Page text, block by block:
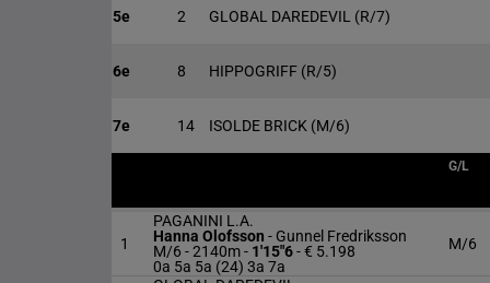
5e 2 GLOBAL DAREDEVIL (R/7)
6e 8 HIPPOGRIFF (R/5)
7e 14 ISOLDE BRICK (M/6)
G/L
1
PAGANINI L.A.
Hanna Olofsson - Gunnel Fredriksson
M/6 - 2140m- 1'15"6- € 5.198
0a 5a 5a (24) 3a 7a
M/6